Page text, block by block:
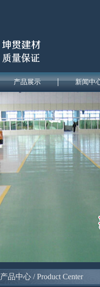
产品展示 新闻中
产品中心 / Product Center